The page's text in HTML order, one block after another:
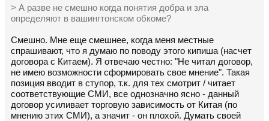
> А разве не смешно когда понятия добра и зла
определяют в вашингтонском обкоме?
Смешно. Мне еще смешнее, когда меня местные
спрашивают, что я думаю по поводу этого кипиша (насчет
договора с Китаем). Я отвечаю честно: "Не читал договор,
не имею возможности сформировать свое мнение". Такая
позиция вводит в ступор, т.к. для тех смотрит / читает
соответствующие СМИ, все однозначно ясно - данный
договор усиливает торговую зависимость от Китая (по
мнению этих СМИ), а значит - он плохой. Думать своей